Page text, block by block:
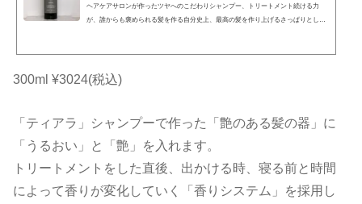
ヘアケアサロンが作ったツヤへのこだわりシャンプー、トリートメント続ける力
が、誰からも褒められる髪を作る自分史上、最高の髪を作り上げるさっぱりとした
ーやパーマなどのアルカリ物を除去する。紫外線を吸収してくれる。やればやるほ
ど蘇る髪へ。ツヤ髪への第一歩。●お肌に合わない時、傷や湿疹等...
300ml ¥3024(税込)
「ティアラ」シャンプーで作った「艶のある髪の器」に
「うるおい」と「艶」を入れます。
トリートメントをした直後、出かける時、寝る前と時間
によって香りが変化していく「香りシステム」を採用し